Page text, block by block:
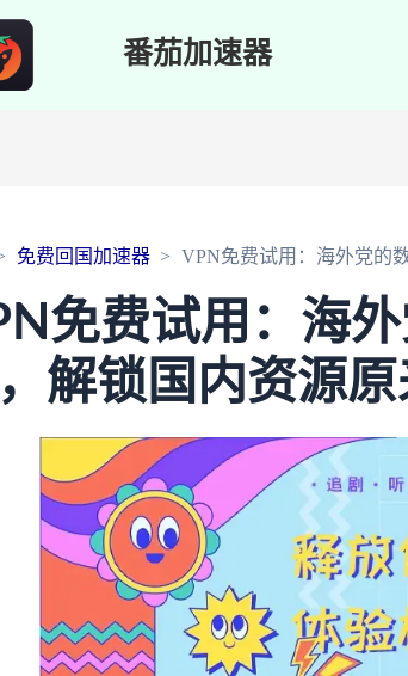
番茄加速器
免费回国加速器 VPN免费试用：海外党的
免费试用：海
解锁国内资源